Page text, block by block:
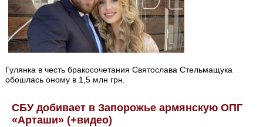
Гулянка в честь бракосочетания Святослава Стельмащука
обошлась оному в 1,5 млн грн.
СБУ добивает в Запорожье армянскую ОПГ
«Арташи» (+видео)